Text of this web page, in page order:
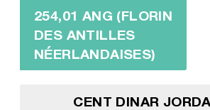
254,01 ANG (FLORIN
DES ANTILLES
NÉERLANDAISES)
CENT DINAR